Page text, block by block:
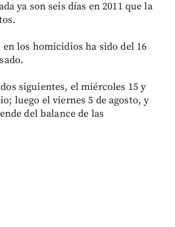
ya son seis días en 2011 que la
los homicidios ha sido del 16
siguientes, el miércoles 15 y
luego el viernes 5 de agosto, y
del balance de las